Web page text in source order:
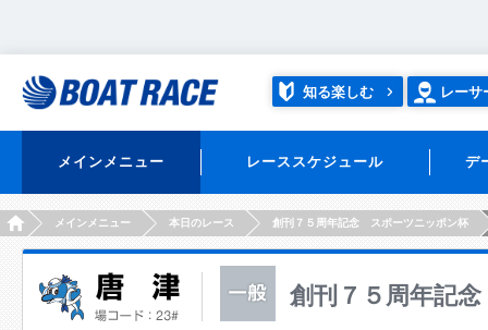
知る楽しむ レーサ
メインメニュー レーススケジュール デ
HOMEメインメニュー 本日のレース 創刊７５周年記念 スポーツニッポン杯
創刊７５周年記